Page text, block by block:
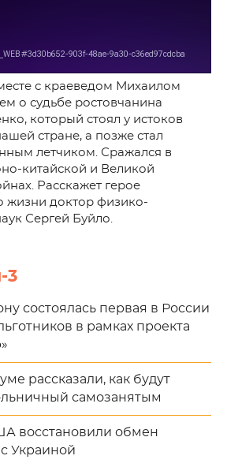
с краеведом Михаилом
о судьбе ростовчанина
который стоял у истоков
стране, а позже стал
летчиком. Сражался в
китайской и Великой
Расскажет герое
жизни доктор физико-
Сергей Буйло.
3
состоялась первая в России
в рамках проекта
рассказали, как будут
самозанятым
восстановили обмен
Украиной